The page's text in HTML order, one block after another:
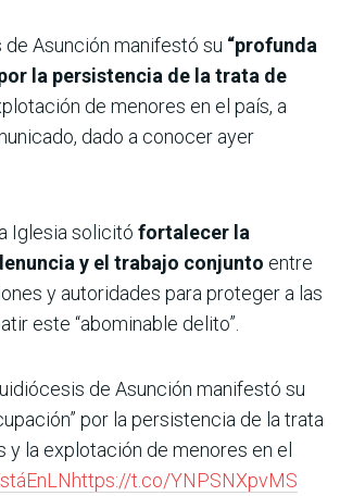
Asunción manifestó su “profunda
la persistencia de la trata de
de menores en el país, a
dado a conocer ayer
Iglesia solicitó fortalecer la
y el trabajo conjunto entre
y autoridades para proteger a las
este “abominable delito”.
de Asunción manifestó su
por la persistencia de la trata
y la explotación de menores en el
https://t.co/YNPSNXpvMS